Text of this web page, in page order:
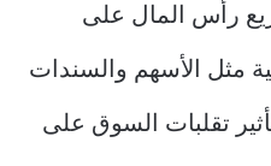
رأس المال على
مثل الأسهم والسندات
تقلبات السوق على